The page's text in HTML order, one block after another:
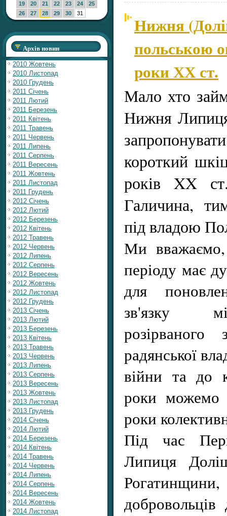
19
20 21 22 23 24
25
26
27 28 29 30 31
Архів новин
2010 Жовтень
2010 Листопад
2010 Грудень
2011 Січень
2011 Лютий
2011 Березень
2011 Квітень
2011 Травень
2011 Червень
2011 Липень
2011 Серпень
2011 Вересень
2011 Жовтень
2011 Листопад
2011 Грудень
2012 Січень
2012 Лютий
2012 Березень
2012 Квітень
2012 Травень
2012 Червень
2012 Липень
2012 Серпень
2012 Вересень
2012 Жовтень
2012 Листопад
2012 Грудень
2013 Січень
2013 Лютий
2013 Березень
2013 Квітень
2013 Травень
2013 Червень
2013 Липень
2013 Серпень
2013 Вересень
2013 Жовтень
2013 Листопад
2013 Грудень
2014 Січень
2014 Лютий
2014 Березень
2014 Квітень
2014 Травень
2014 Червень
2014 Липень
2014 Серпень
2014 Вересень
2014 Жовтень
2014 Листопад
Нижня
польською
роки ХХ ст.
Мало хто
Нижня
короткий
років XX
Галичина,
під владою
Ми
періоду має
для
зв'язку
розірваного
радянської
війни та до
роки можемо
роки
Під час
Липиця